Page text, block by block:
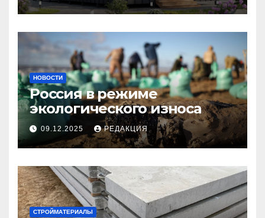
НОВОСТИ
Россия в режиме
экологического износа
09.12.2025 РЕДАКЦИЯ
СТРОЙМАТЕРИАЛЫ